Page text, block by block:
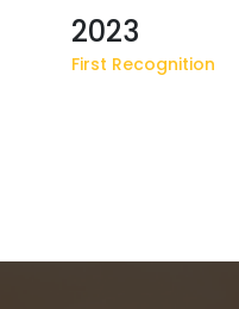
2023
First Recognition